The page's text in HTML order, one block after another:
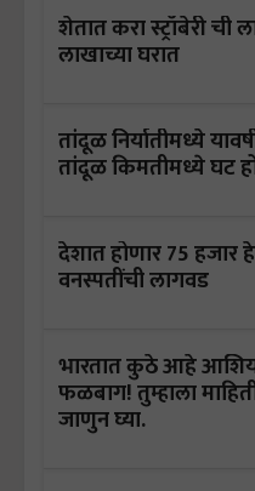
शेतात करा स्ट्रॉबेरी
लाखाच्या घरात
तांदूळ निर्यातीमध्ये
तांदूळ किमतीमध्ये घट
देशात होणार 75 हजार
वनस्पतींची लागवड
भारतात कुठे आहे
फळबाग! तुम्हाला
जाणुन घ्या.